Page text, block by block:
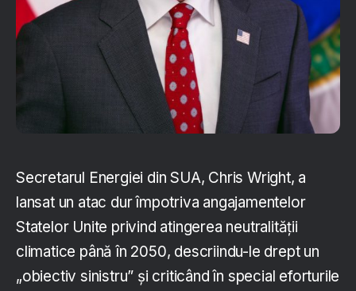
Secretarul Energiei din SUA, Chris Wright, a
lansat un atac dur împotriva angajamentelor
Statelor Unite privind atingerea neutralității
climatice până în 2050, descriindu-le drept un
„obiectiv sinistru” și criticând în special eforturile